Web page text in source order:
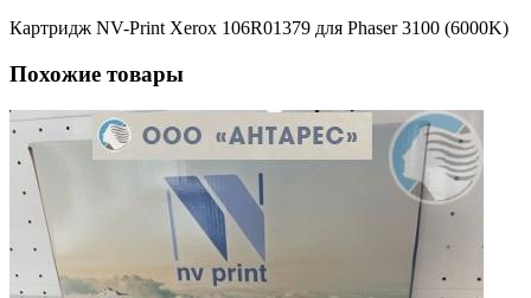
Картридж NV-Print Xerox 106R01379 для Phaser 3100 (6000K)
Похожие товары